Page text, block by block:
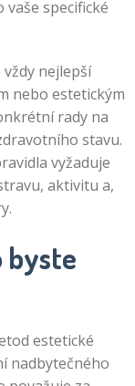
specifické
nejlepší
nebo estetickým
rady na
stavu.
vyžaduje
aktivitu a,
byste
estetické
nadbytečného